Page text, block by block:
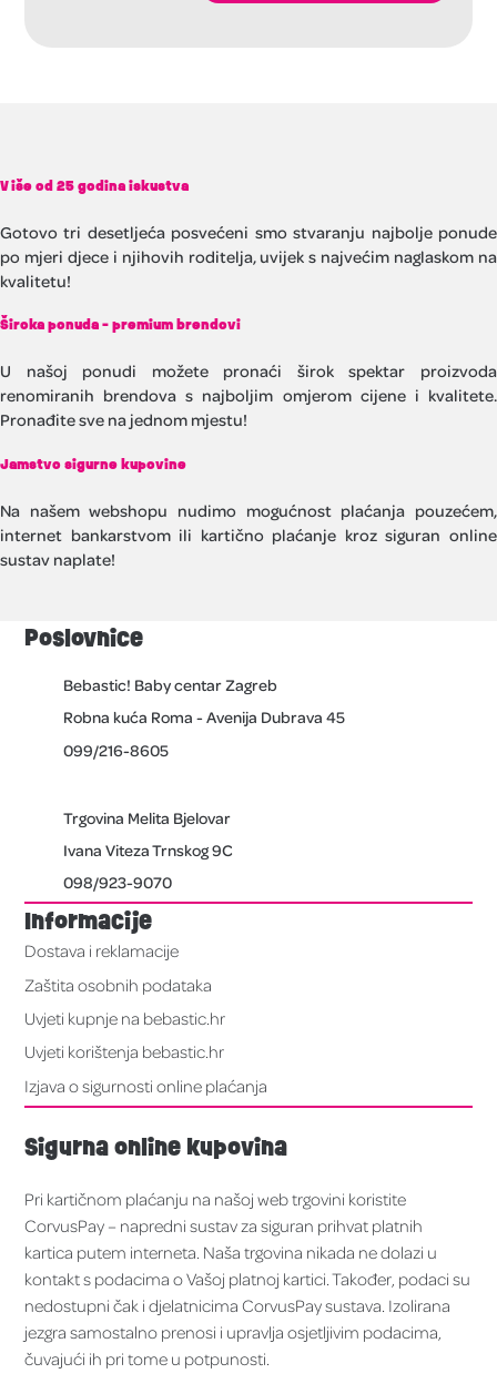
Više od 25 godina iskustva
Gotovo tri desetljeća posvećeni smo stvaranju najbolje ponude
po mjeri djece i njihovih roditelja, uvijek s najvećim naglaskom na
kvalitetu!
Široka ponuda - premium brendovi
U našoj ponudi možete pronaći širok spektar proizvoda
renomiranih brendova s najboljim omjerom cijene i kvalitete.
Pronađite sve na jednom mjestu!
Jamstvo sigurne kupovine
Na našem webshopu nudimo mogućnost plaćanja pouzećem,
internet bankarstvom ili kartično plaćanje kroz siguran online
sustav naplate!
Poslovnice
Bebastic! Baby centar Zagreb
Robna kuća Roma - Avenija Dubrava 45
099/216-8605
Trgovina Melita Bjelovar
Ivana Viteza Trnskog 9C
098/923-9070
Informacije
Dostava i reklamacije
Zaštita osobnih podataka
Uvjeti kupnje na bebastic.hr
Uvjeti korištenja bebastic.hr
Izjava o sigurnosti online plaćanja
Sigurna online kupovina
Pri kartičnom plaćanju na našoj web trgovini koristite
CorvusPay – napredni sustav za siguran prihvat platnih
kartica putem interneta. Naša trgovina nikada ne dolazi u
kontakt s podacima o Vašoj platnoj kartici. Također, podaci su
nedostupni čak i djelatnicima CorvusPay sustava. Izolirana
jezgra samostalno prenosi i upravlja osjetljivim podacima,
čuvajući ih pri tome u potpunosti.